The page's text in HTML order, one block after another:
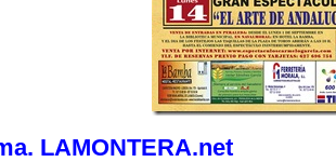
LAMONTERA.net